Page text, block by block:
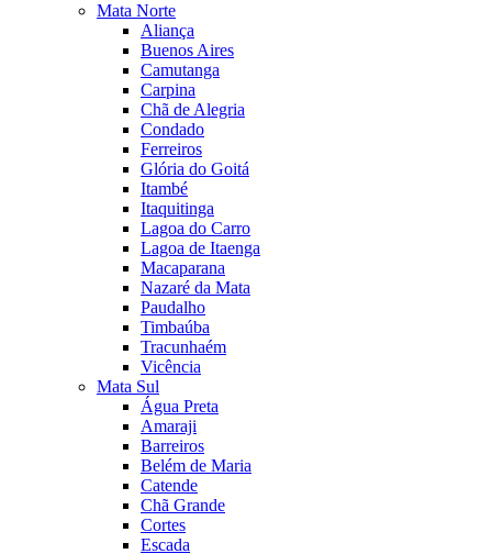
Mata Norte
Aliança
Buenos Aires
Camutanga
Carpina
Chã de Alegria
Condado
Ferreiros
Glória do Goitá
Itambé
Itaquitinga
Lagoa do Carro
Lagoa de Itaenga
Macaparana
Nazaré da Mata
Paudalho
Timbaúba
Tracunhaém
Vicência
Mata Sul
Água Preta
Amaraji
Barreiros
Belém de Maria
Catende
Chã Grande
Cortes
Escada